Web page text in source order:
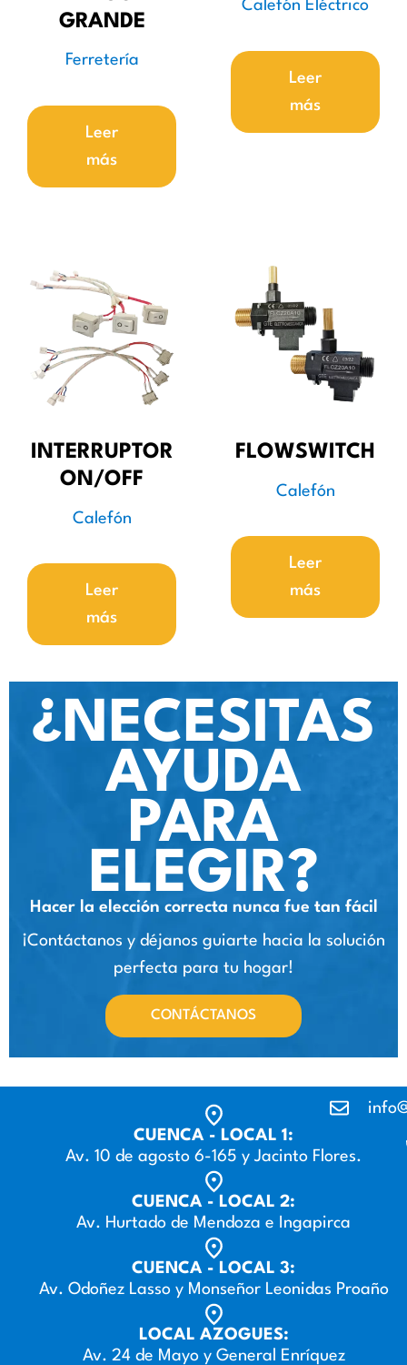
GRANDE
Ferretería
Leer
más
Calefón Eléctrico
Leer
más
INTERRUPTOR
ON/OFF
Calefón
Leer
más
FLOWSWITCH
Calefón
Leer
más
¿NECESITAS
AYUDA
PARA
ELEGIR?
Hacer la elección correcta nunca fue tan fácil
¡Contáctanos y déjanos guiarte hacia la solución
perfecta para tu hogar!
CONTÁCTANOS
CUENCA - LOCAL 1:
Av. 10 de agosto 6-165 y Jacinto Flores.
CUENCA - LOCAL 2:
Av. Hurtado de Mendoza e Ingapirca
CUENCA - LOCAL 3:
Av. Odoñez Lasso y Monseñor Leonidas Proaño
LOCAL AZOGUES:
Av. 24 de Mayo y General Enríquez